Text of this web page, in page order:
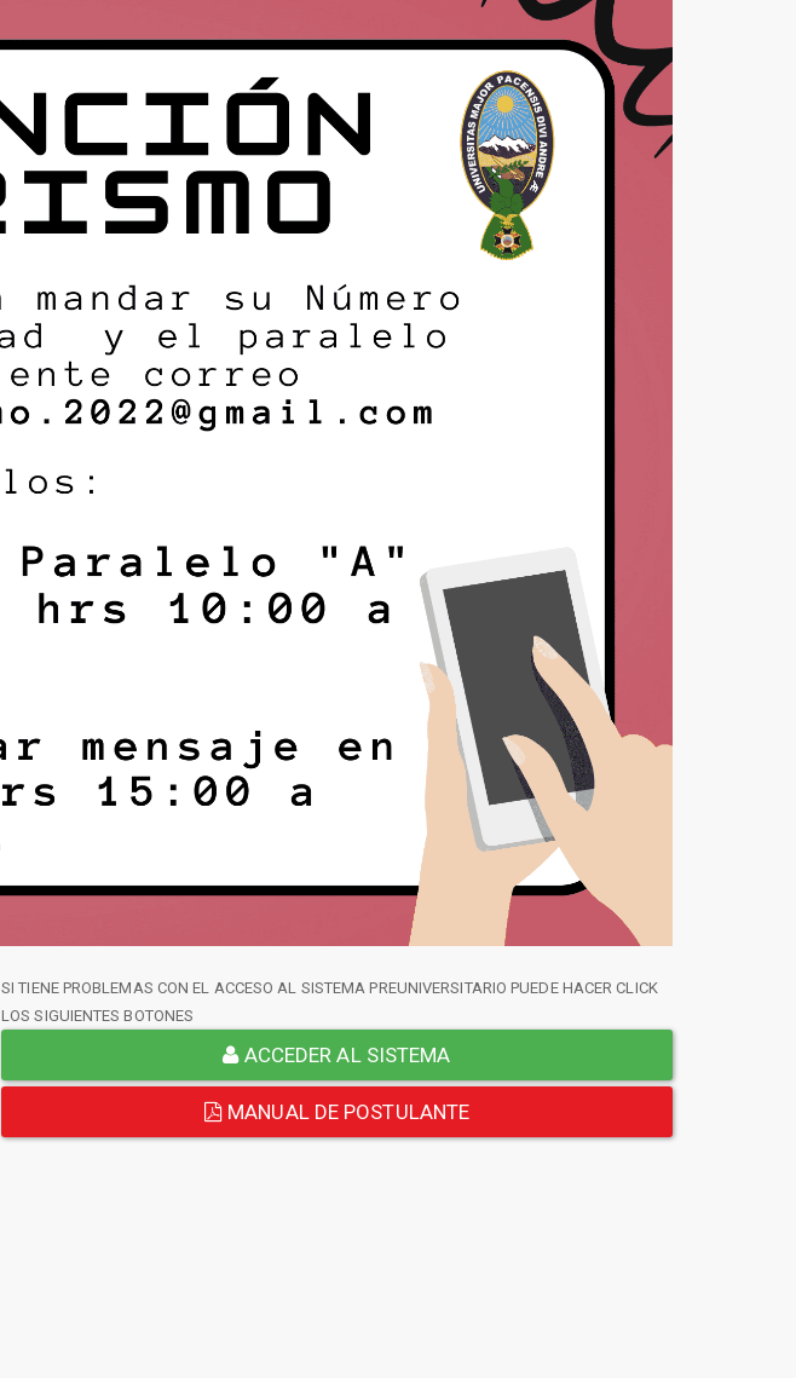
SI TIENE PROBLEMAS CON EL ACCESO AL SISTEMA PREUNIVERSITARIO PUEDE HACER CLICK
LOS SIGUIENTES BOTONES
ACCEDER AL SISTEMA
MANUAL DE POSTULANTE